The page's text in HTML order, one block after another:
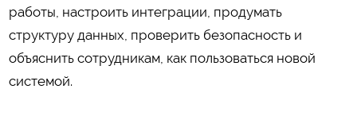
работы, настроить интеграции, продумать
структуру данных, проверить безопасность и
объяснить сотрудникам, как пользоваться новой
системой.